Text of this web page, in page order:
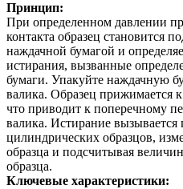
Принцип:
При определенном давлении
контакта образец становится
наждачной бумагой и
истирания, вызванные
бумаги. Упакуйте наждачную
валика. Образец прижимается
что приводит к поперечному
валика. Истирание вызывается
цилиндрических образцов,
образца и подсчитывая
образца.
Ключевые характеристики: